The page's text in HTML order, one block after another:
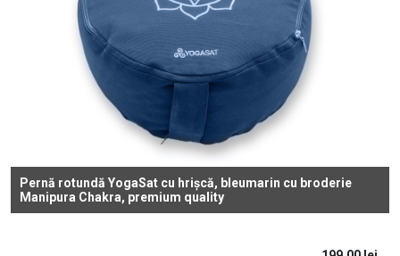
Pernă rotundă YogaSat cu hrișcă, bleumarin cu broderie
Manipura Chakra, premium quality